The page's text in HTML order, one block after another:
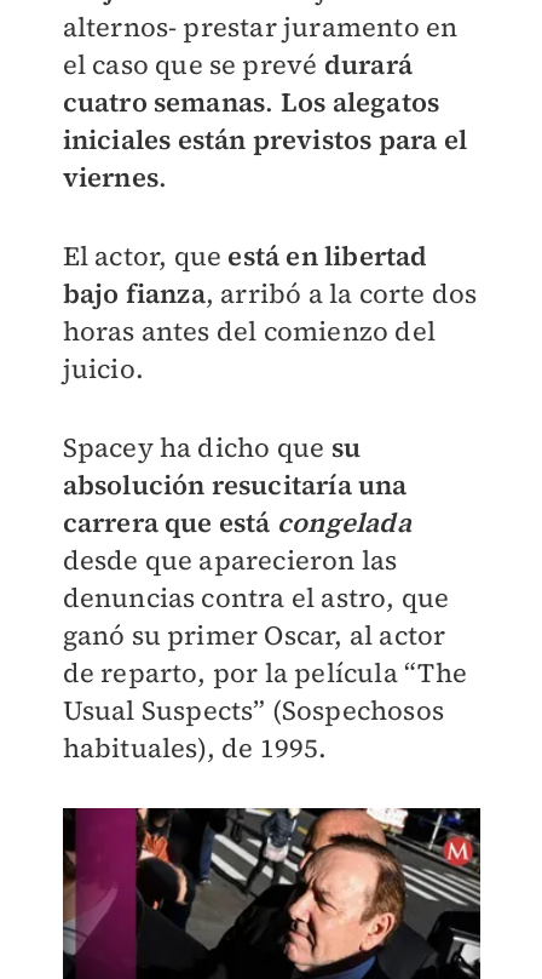
alternos- prestar juramento en
el caso que se prevé durará
cuatro semanas. Los alegatos
iniciales están previstos para el
viernes.
El actor, que está en libertad
bajo fianza, arribó a la corte dos
horas antes del comienzo del
juicio.
Spacey ha dicho que su
absolución resucitaría una
carrera que está congelada
desde que aparecieron las
denuncias contra el astro, que
ganó su primer Oscar, al actor
de reparto, por la película “The
Usual Suspects” (Sospechosos
habituales), de 1995.